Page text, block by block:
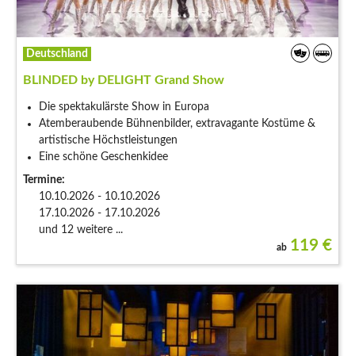
Deutschland
BLINDED by DELIGHT Grand Show
Die spektakulärste Show in Europa
Atemberaubende Bühnenbilder, extravagante Kostüme &
artistische Höchstleistungen
Eine schöne Geschenkidee
Termine:
10.10.2026 - 10.10.2026
17.10.2026 - 17.10.2026
und 12 weitere ...
ab 119 €